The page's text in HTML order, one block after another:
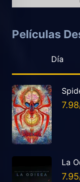
Películas
Día
7.98
La
7.95